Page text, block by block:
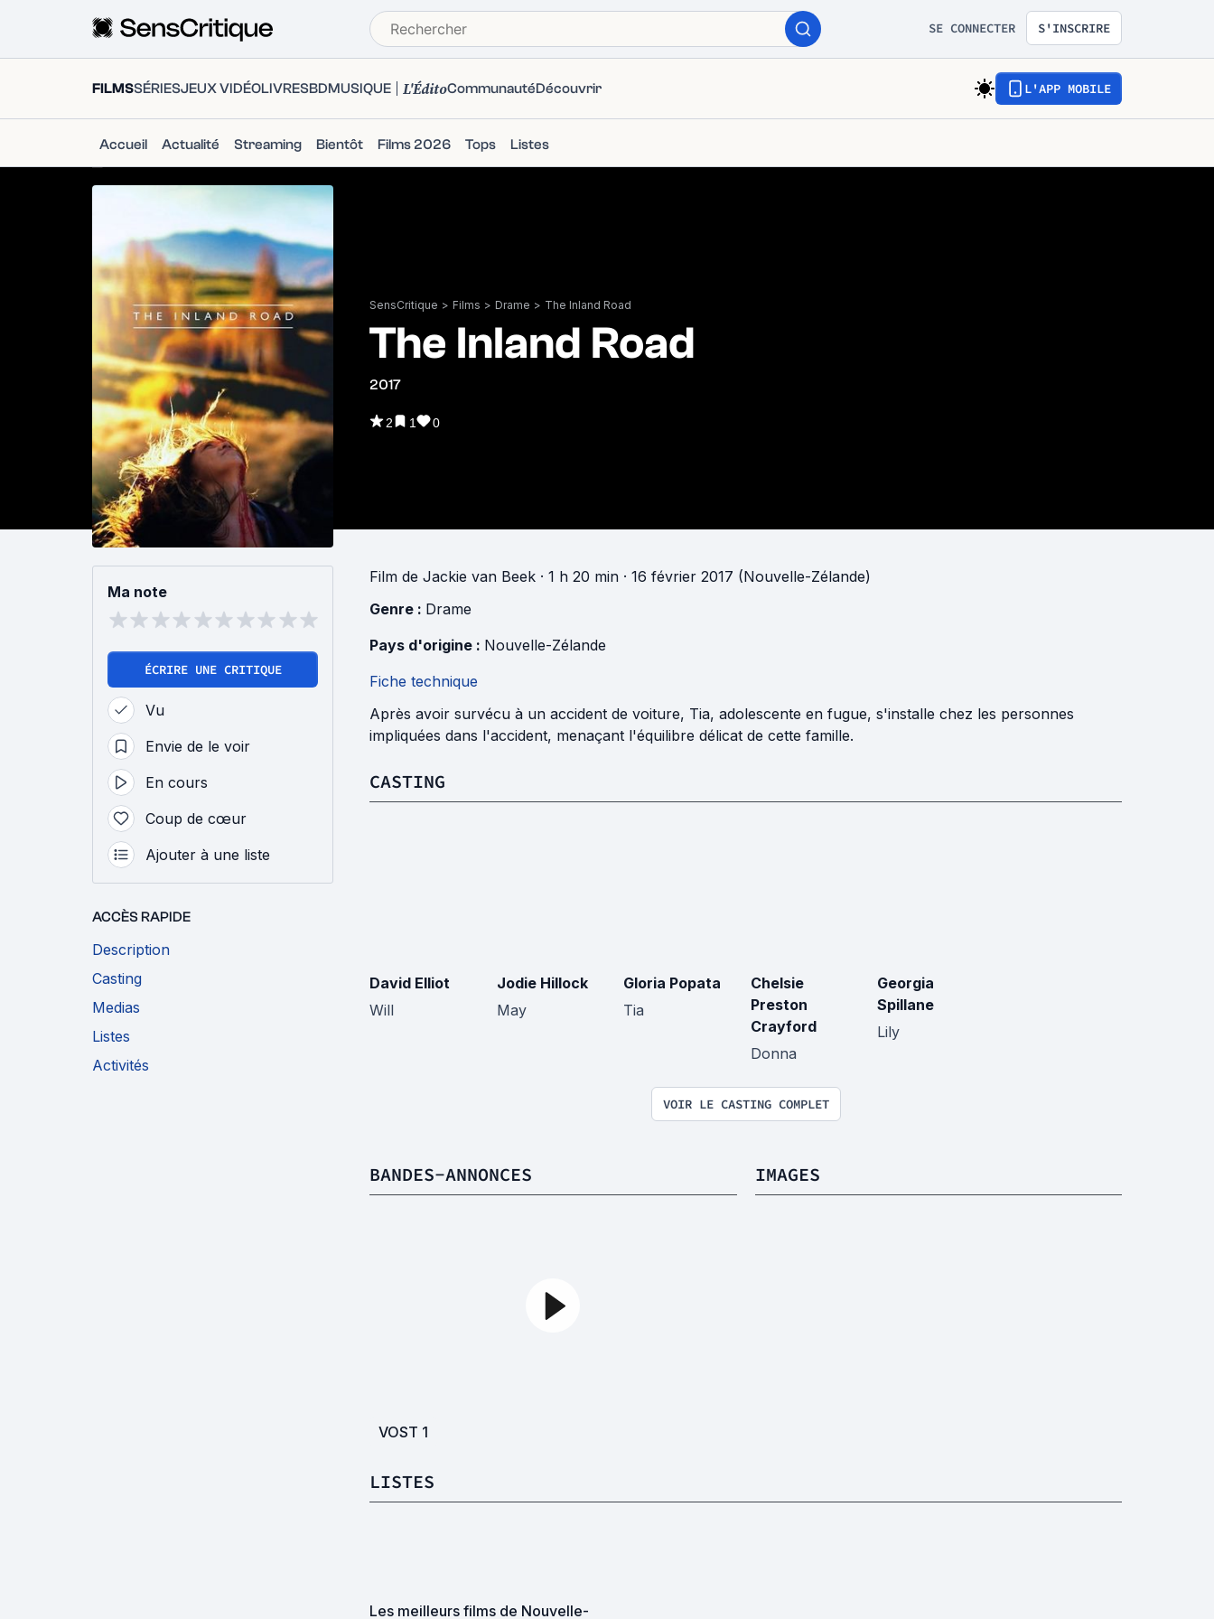
SE CONNECTER S'INSCRIRE
FILMSSÉRIESJEUX VIDÉOLIVRESBDMUSIQUE L'ÉditoCommunautéDécouvrir L'APP MOBILE
Accueil Actualité Streaming Bientôt Films 2026 Tops Listes
SensCritique > Films > Drame > The Inland Road
The Inland Road
2017
2 1 0
Ma note
ÉCRIRE UNE CRITIQUE
Vu
Envie de le voir
En cours
Coup de cœur
Ajouter à une liste
ACCÈS RAPIDE
Description
Casting
Medias
Listes
Activités
Film de Jackie van Beek · 1 h 20 min · 16 février 2017 (Nouvelle-Zélande)
Genre : Drame
Pays d'origine : Nouvelle-Zélande
Fiche technique
Après avoir survécu à un accident de voiture, Tia, adolescente en fugue, s'installe chez les personnes
impliquées dans l'accident, menaçant l'équilibre délicat de cette famille.
CASTING
David Elliot
Will
Jodie Hillock
May
Gloria Popata
Tia
Chelsie
Preston
Crayford
Donna
Georgia
Spillane
Lily
VOIR LE CASTING COMPLET
BANDES-ANNONCES
VOST 1
IMAGES
LISTES
Les meilleurs films de Nouvelle-